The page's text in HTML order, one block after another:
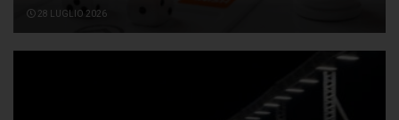
28 LUGLIO 2026